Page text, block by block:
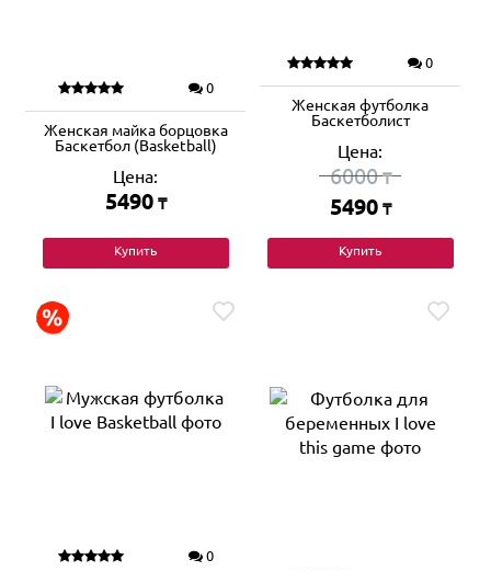
0
Женская майка борцовка
Баскетбол (Basketball)
Цена:
5490 ₸
Купить
0
Женская футболка
Баскетболист
Цена:
6000₸
5490 ₸
Купить
0